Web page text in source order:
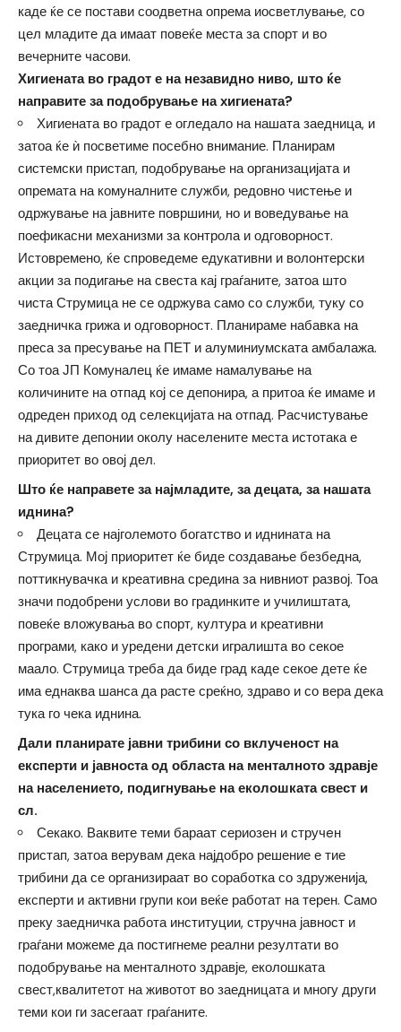
каде ќе се постави соодветна опрема иосветлување, со
цел младите да имаат повеќе места за спорт и во
вечерните часови.
Хигиената во градот е на незавидно ниво, што ќе
направите за подобрување на хигиената?
Хигиената во градот е огледало на нашата заедница, и
затоа ќе ѝ посветиме посебно внимание. Планирам
системски пристап, подобрување на организацијата и
опремата на комуналните служби, редовно чистење и
одржување на јавните површини, но и воведување на
поефикасни механизми за контрола и одговорност.
Истовремено, ќе спроведеме едукативни и волонтерски
акции за подигање на свеста кај граѓаните, затоа што
чиста Струмица не се одржува само со служби, туку со
заедничка грижа и одговорност. Планираме набавка на
преса за пресување на ПЕТ и алуминиумската амбалажа.
Со тоа ЈП Комуналец ќе имаме намалување на
количините на отпад кој се депонира, а притоа ќе имаме и
одреден приход од селекцијата на отпад. Расчистување
на дивите депонии околу населените места истотака е
приоритет во овој дел.
Што ќе направете за најмладите, за децата, за нашата
иднина?
Децата се најголемото богатство и иднината на
Струмица. Мој приоритет ќе биде создавање безбедна,
поттикнувачка и креативна средина за нивниот развој. Тоа
значи подобрени услови во градинките и училиштата,
повеќе вложувања во спорт, култура и креативни
програми, како и уредени детски игралишта во секое
маало. Струмица треба да биде град каде секое дете ќе
има еднаква шанса да расте среќно, здраво и со вера дека
тука го чека иднина.
Дали планирате јавни трибини со вклученост на
експерти и јавноста од областа на менталното здравје
на населението, подигнување на еколошката свест и
сл.
Секако. Ваквите теми бараат сериозен и стручeн
пристап, затоа верувам дека најдобро решение е тие
трибини да се организираат во соработка со здруженија,
експерти и активни групи кои веќе работат на терен. Само
преку заедничка работа институции, стручна јавност и
граѓани можеме да постигнеме реални резултати во
подобрување на менталното здравје, еколошката
свест,квалитетот на животот во заедницата и многу други
теми кои ги засегаат граѓаните.